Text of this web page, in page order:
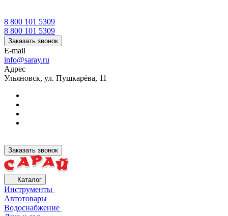
8 800 101 5309
8 800 101 5309
Заказать звонок
E-mail
info@saray.ru
Адрес
Ульяновск, ул. Пушкарёва, 11
Заказать звонок
Каталог
Инструменты
Автотовары
Водоснабжение